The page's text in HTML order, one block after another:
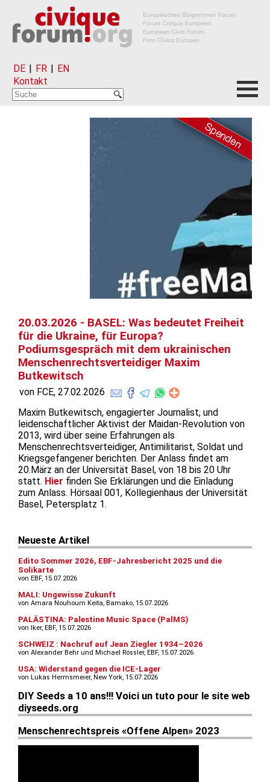
DE | FR | EN
Kontakt
20.03.2026 - BASEL: Was bedeutet Freiheit
für die Ukraine, für Europa?
Podiumsgespräch mit dem ukrainischen
Menschenrechtsverteidiger Maxim
Butkewitsch
von FCE, 27.02.2026
Maxim Butkewitsch, engagierter Journalist, und
leidenschaftlicher Aktivist der Maidan-Revolution von
2013, wird über seine Erfahrungen als
Menschenrechtsverteidiger, Antimilitarist, Soldat und
Kriegsgefangener berichten. Der Anlass findet am
20.März an der Universität Basel, von 18 bis 20 Uhr
statt. Hier finden Sie Erklärungen und die Einladung
zum Anlass. Hörsaal 001, Kollegienhaus der Universität
Basel, Petersplatz 1.